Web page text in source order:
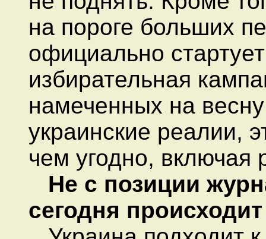
на пороге больших
официально
избирательная
намеченных на
украинские реалии,
чем угодно, включая
Не с позиции
сегодня